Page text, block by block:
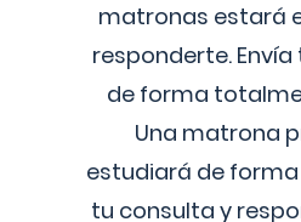
matronas estará
responderte.
de forma
Una matrona
estudiará de
tu consulta y